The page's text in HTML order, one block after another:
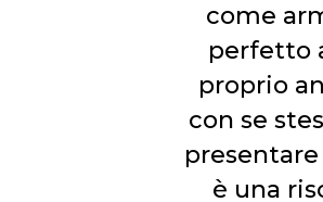
come
perfetto
proprio
con se
è una